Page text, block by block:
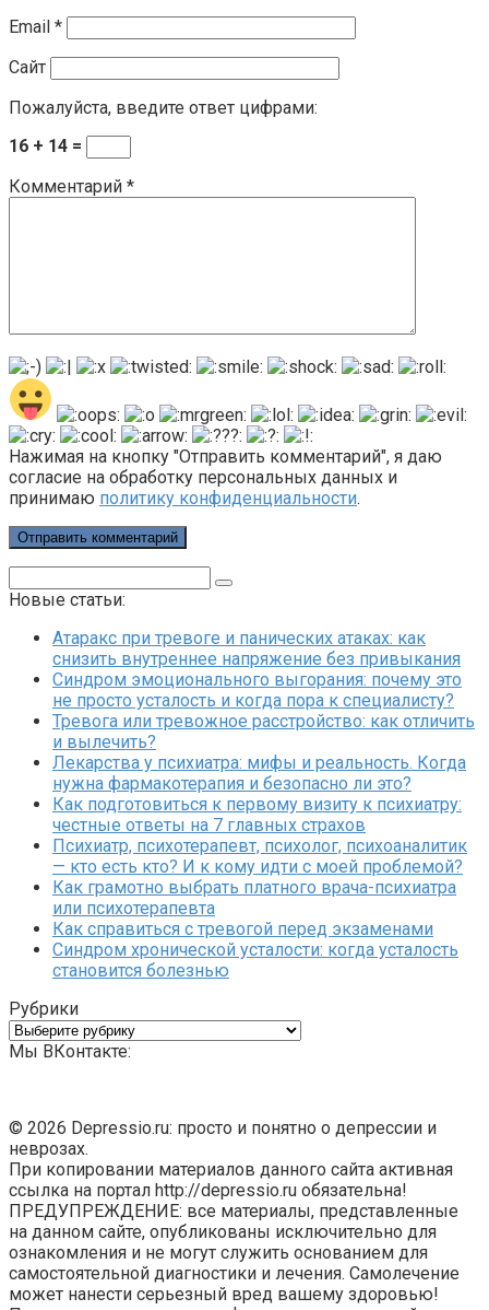
Email *
Сайт
Пожалуйста, введите ответ цифрами:
16 + 14 =
Комментарий *
Нажимая на кнопку "Отправить комментарий", я даю
согласие на обработку персональных данных и
принимаю политику конфиденциальности.
Новые статьи:
Атаракс при тревоге и панических атаках: как
снизить внутреннее напряжение без привыкания
Синдром эмоционального выгорания: почему это
не просто усталость и когда пора к специалисту?
Тревога или тревожное расстройство: как отличить
и вылечить?
Лекарства у психиатра: мифы и реальность. Когда
нужна фармакотерапия и безопасно ли это?
Как подготовиться к первому визиту к психиатру:
честные ответы на 7 главных страхов
Психиатр, психотерапевт, психолог, психоаналитик
— кто есть кто? И к кому идти с моей проблемой?
Как грамотно выбрать платного врача-психиатра
или психотерапевта
Как справиться с тревогой перед экзаменами
Синдром хронической усталости: когда усталость
становится болезнью
Рубрики
Рубрики
Мы ВКонтакте:
© 2026 Depressio.ru: просто и понятно о депрессии и
неврозах.
При копировании материалов данного сайта активная
ссылка на портал http://depressio.ru обязательна!
ПРЕДУПРЕЖДЕНИЕ: все материалы, представленные
на данном сайте, опубликованы исключительно для
ознакомления и не могут служить основанием для
самостоятельной диагностики и лечения. Самолечение
может нанести серьезный вред вашему здоровью!